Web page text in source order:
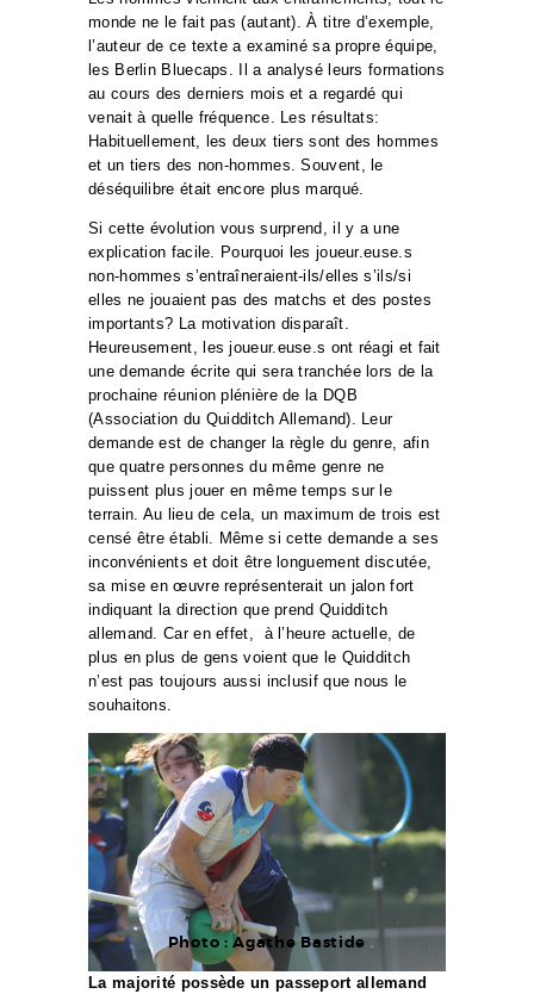
monde ne le fait pas (autant). À titre d’exemple,
l’auteur de ce texte a examiné sa propre équipe,
les Berlin Bluecaps. Il a analysé leurs formations
au cours des derniers mois et a regardé qui
venait à quelle fréquence. Les résultats:
Habituellement, les deux tiers sont des hommes
et un tiers des non-hommes. Souvent, le
déséquilibre était encore plus marqué.
Si cette évolution vous surprend, il y a une
explication facile. Pourquoi les joueur.euse.s
non-hommes s’entraîneraient-ils/elles s’ils/si
elles ne jouaient pas des matchs et des postes
importants? La motivation disparaît.
Heureusement, les joueur.euse.s ont réagi et fait
une demande écrite qui sera tranchée lors de la
prochaine réunion plénière de la DQB
(Association du Quidditch Allemand). Leur
demande est de changer la règle du genre, afin
que quatre personnes du même genre ne
puissent plus jouer en même temps sur le
terrain. Au lieu de cela, un maximum de trois est
censé être établi. Même si cette demande a ses
inconvénients et doit être longuement discutée,
sa mise en œuvre représenterait un jalon fort
indiquant la direction que prend Quidditch
allemand. Car en effet, à l’heure actuelle, de
plus en plus de gens voient que le Quidditch
n’est pas toujours aussi inclusif que nous le
souhaitons.
Photo : Agathe Bastide
La majorité possède un passeport allemand